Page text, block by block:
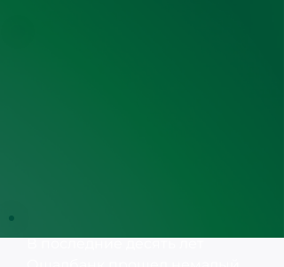
В последние десять лет